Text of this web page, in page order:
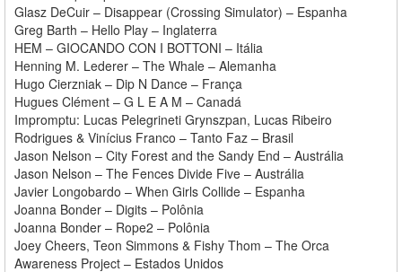
Glasz DeCuir – Disappear (Crossing Simulator) – Espanha
Greg Barth – Hello Play – Inglaterra
HEM – GIOCANDO CON I BOTTONI – Itália
Henning M. Lederer – The Whale – Alemanha
Hugo Cierzniak – Dip N Dance – França
Hugues Clément – G L E A M – Canadá
Impromptu: Lucas Pelegrineti Grynszpan, Lucas Ribeiro
Rodrigues & Vinícius Franco – Tanto Faz – Brasil
Jason Nelson – City Forest and the Sandy End – Austrália
Jason Nelson – The Fences Divide Five – Austrália
Javier Longobardo – When Girls Collide – Espanha
Joanna Bonder – Digits – Polônia
Joanna Bonder – Rope2 – Polônia
Joey Cheers, Teon Simmons & Fishy Thom – The Orca
Awareness Project – Estados Unidos